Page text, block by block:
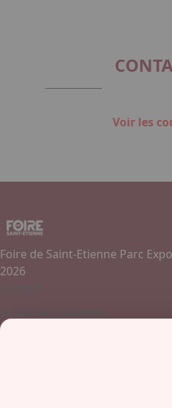
Voir les
Foire de Saint-Etienne Parc
2026
Contactez-nous